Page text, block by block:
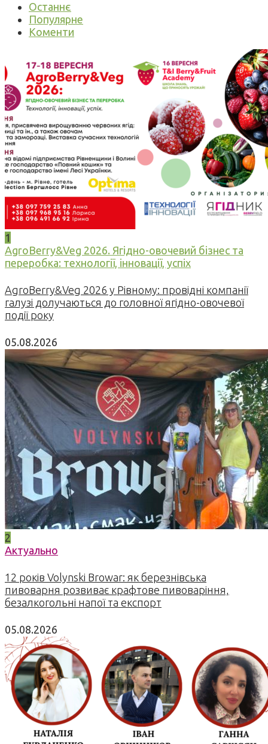
Останнє
Популярне
Коменти
1
AgroBerry&Veg 2026. Ягідно-овочевий бізнес та
переробка: технології, інновації, успіх
AgroBerry&Veg 2026 у Рівному: провідні компанії
галузі долучаються до головної ягідно-овочевої
події року
05.08.2026
2
Актуально
12 років Volynski Browar: як березнівська
пивоварня розвиває крафтове пивоваріння,
безалкогольні напої та експорт
05.08.2026